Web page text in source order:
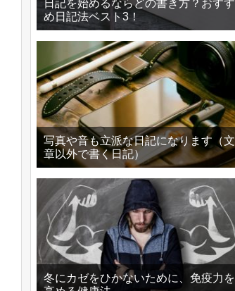
日記を始めるならどの書き方？おすす
め日記法ベスト3！
写真や音も立派な日記になります（文
章以外で書く日記）
冬にカゼをひかないために、免疫力を